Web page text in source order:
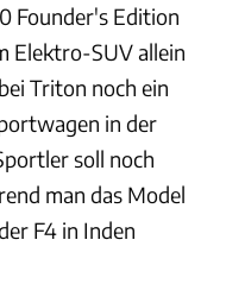
Founder's Edition
Elektro-SUV allein
Triton noch ein
in der
soll noch
man das Model
F4 in Inden